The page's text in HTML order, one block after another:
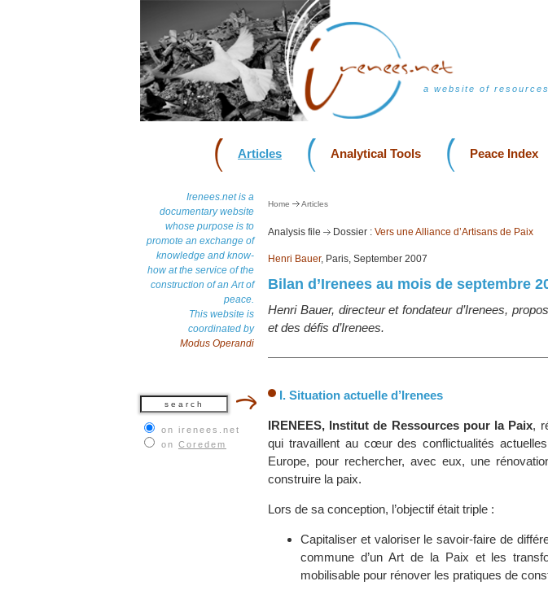
a website of
Articles Analytical Tools Peace Index
Irenees.net is a
documentary website
whose purpose is to
promote an exchange of
knowledge and know-
how at the service of the
construction of an Art of
peace.
This website is
coordinated by
Modus Operandi
on irenees.net
on Coredem
Home Articles
Analysis file Dossier : Vers une Alliance d’Artisans de Paix
Henri Bauer, Paris, September 2007
Bilan d’Irenees au mois de septembre
Henri Bauer, directeur et fondateur d’Irenees,
et des défis d’Irenees.
I. Situation actuelle d’Irenees
IRENEES, Institut de Ressources pour la Paix,
qui travaillent au cœur des conflictualités
Europe, pour rechercher, avec eux, une
construire la paix.
Lors de sa conception, l’objectif était triple :
Capitaliser et valoriser le savoir-faire de
commune d’un Art de la Paix et les
mobilisable pour rénover les pratiques de